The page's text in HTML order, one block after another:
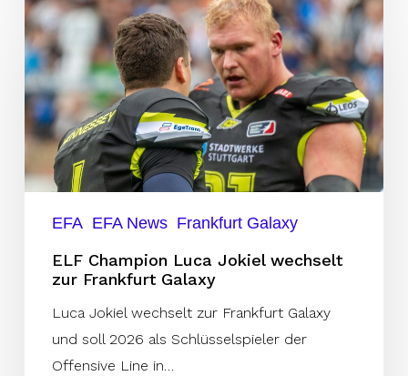
Champion
Luca
Jokiel
wechselt
zur
Frankfurt
Galaxy
EFA EFA News Frankfurt Galaxy
ELF Champion Luca Jokiel wechselt
zur Frankfurt Galaxy
Luca Jokiel wechselt zur Frankfurt Galaxy
und soll 2026 als Schlüsselspieler der
Offensive Line in…